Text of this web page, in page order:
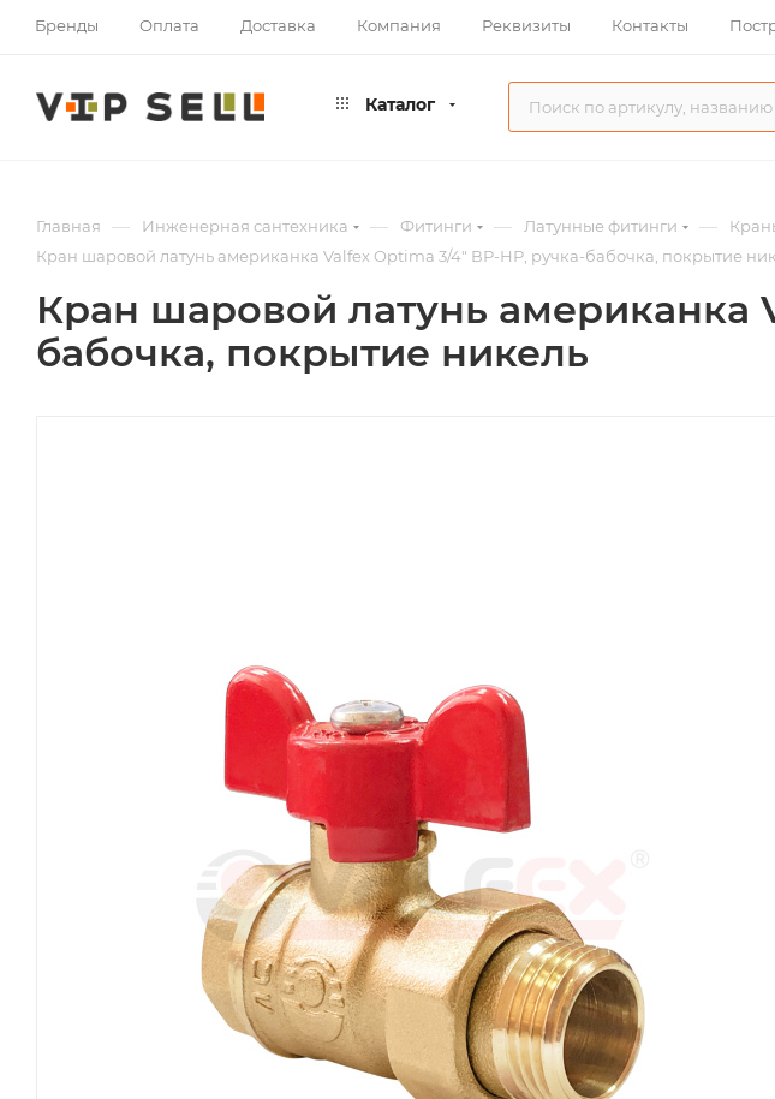
Бренды Оплата Доставка Компания Реквизиты Контакты
Каталог
Главная — Инженерная сантехника — Фитинги — Латунные фитинги —
Кран шаровой латунь американка Valfex Optima 3/4" ВР-НР, ручка-бабочка, покрытие
Кран шаровой латунь американка
бабочка, покрытие никель